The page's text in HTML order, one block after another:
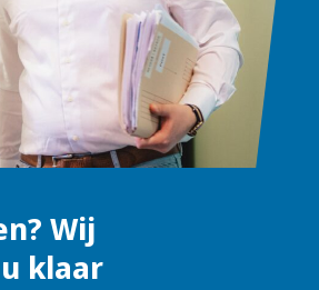
Wij
klaar